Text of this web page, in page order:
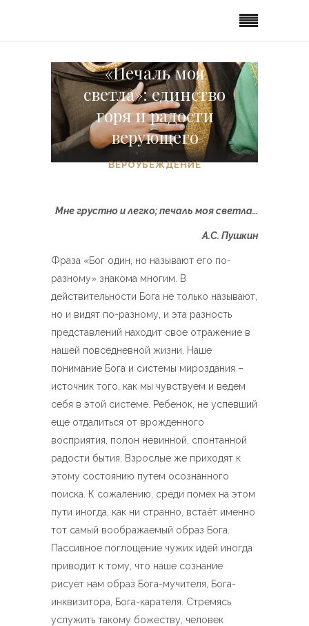
«Печаль моя
светла»: единство
горя и радости
верующего
ВЕРОУБЕЖДЕНИЕ
Мне грустно и легко; печаль моя светла…
А.С. Пушкин
Фраза «Бог один, но называют его по-
разному» знакома многим. В
действительности Бога не только называют,
но и видят по-разному, и эта разность
представлений находит свое отражение в
нашей повседневной жизни. Наше
понимание Бога и системы мироздания –
источник того, как мы чувствуем и ведем
себя в этой системе. Ребенок, не успевший
еще отдалиться от врожденного
восприятия, полон невинной, спонтанной
радости бытия. Взрослые же приходят к
этому состоянию путем осознанного
поиска. К сожалению, среди помех на этом
пути иногда, как ни странно, встаёт именно
тот самый воображаемый образ Бога.
Пассивное поглощение чужих идей иногда
приводит к тому, что наше сознание
рисует нам образ Бога-мучителя, Бога-
инквизитора, Бога-карателя. Стремясь
услужить такому божеству, человек